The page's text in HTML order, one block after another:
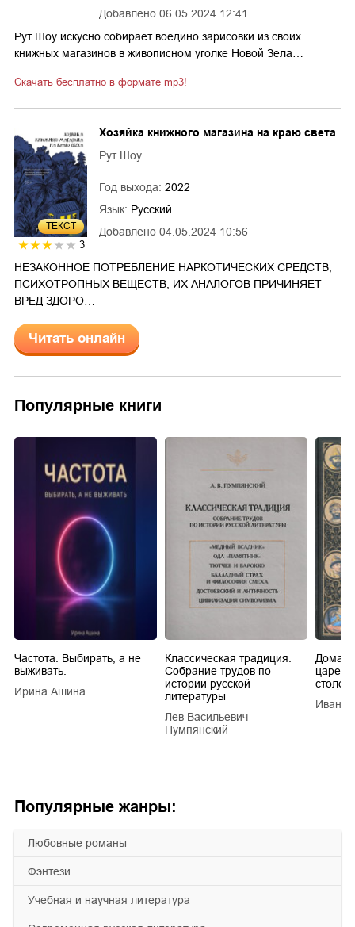
Популярные жанры:
любовные романы
фэнтези
учебная и научная литература
Добавлено 06.05.2024 12:41
Рут Шоу искусно собирает воедино зарисовки из своих
книжных магазинов в живописном уголке Новой Зела…
Скачать бесплатно в формате mp3!
ТЕКСТ
3
Добавлено 04.05.2024 10:56
Хозяйка книжного магазина на краю света
Рут Шоу
Год выхода: 2022
Язык: Русский
НЕЗАКОННОЕ ПОТРЕБЛЕНИЕ НАРКОТИЧЕСКИХ СРЕДСТВ,
ПСИХОТРОПНЫХ ВЕЩЕСТВ, ИХ АНАЛОГОВ ПРИЧИНЯЕТ
ВРЕД ЗДОРО…
Читать онлайн
Популярные книги
Частота. Выбирать, а не
выживать.
Ирина Ашина
Классическая традиция.
Собрание трудов по
истории русской
литературы
Лев Васильевич
Пумпянский
царей
Иван